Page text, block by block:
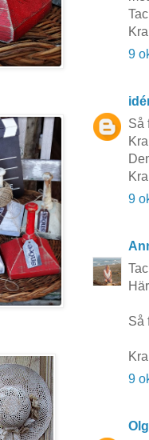
9
Så
9
Så
9